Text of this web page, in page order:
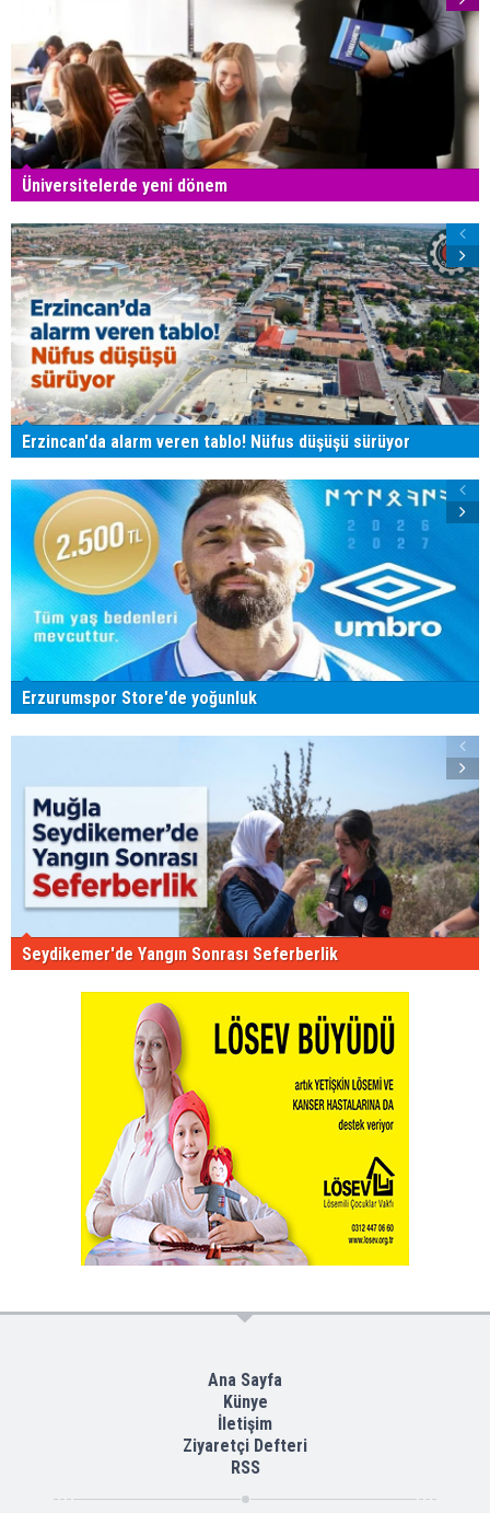
Üniversitelerde yeni dönem
Erzincan'da alarm veren tablo! Nüfus düşüşü sürüyor
Erzurumspor Store'de yoğunluk
Seydikemer'de Yangın Sonrası Seferberlik
Ana Sayfa
Künye
İletişim
Ziyaretçi Defteri
RSS